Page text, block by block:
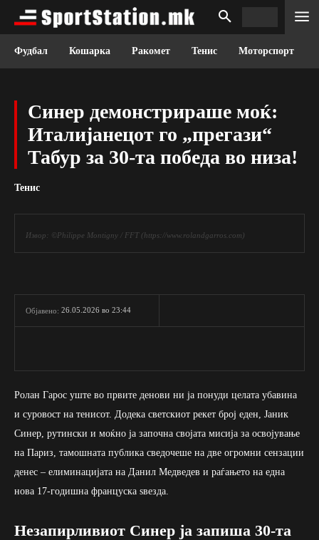
Фудбал Кошарка Ракомет Тенис Моторспорт
Синер демонстрираше моќ:
Италијанецот го „прегази“
Табур за 30-та победа во низа!
Тенис
Извор: ©Philippe Montigny / FFT (https://www.rolandgarros.com)
Објавено: 26.05.2026 во 23:44
Ролан Гарос уште во првите денови ни ја понуди целата убавина
и суровост на тенисот. Додека светскиот рекет број еден, Јаник
Синер, рутински и моќно ја започна својата мисија за освојување
на Париз, тамошната публика сведочеше на две огромни сензации
денес – елиминацијата на Данил Медведев и раѓањето на една
нова 17-годишна француска ѕвезда.
Незапирливиот Синер ја запиша 30-та